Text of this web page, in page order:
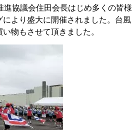
協議会住田会長はじめ多くの皆様
より盛大に開催されました。台風
物もさせて頂きました。